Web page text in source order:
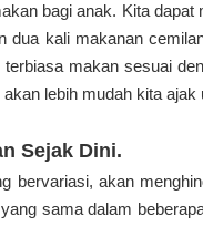
bagi anak. Kita
dua kali makanan
makan sesuai
lebih mudah kita ajak
Sejak Dini.
bervariasi, akan
sama dalam